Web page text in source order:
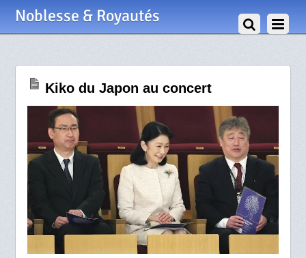
Noblesse & Royautés
Kiko du Japon au concert